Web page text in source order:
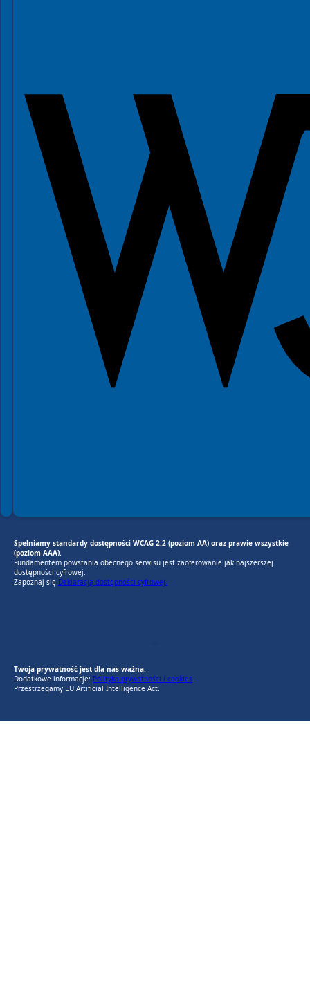
Spełniamy standardy dostępności WCAG 2.2 (poziom AA) oraz prawie wszystkie
(poziom AAA).
Fundamentem powstania obecnego serwisu jest zaoferowanie jak najszerszej
dostępności cyfrowej.
Zapoznaj się Deklaracją dostępności cyfrowej.
Twoja prywatność jest dla nas ważna.
Dodatkowe informacje: Polityka prywatności i cookies
Przestrzegamy EU Artificial Intelligence Act.